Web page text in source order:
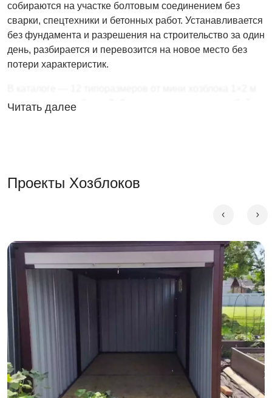
собираются на участке болтовым соединением без
сварки, спецтехники и бетонных работ. Устанавливается
без фундамента и разрешения на строительство за один
день, разбирается и перевозится на новое место без
потери характеристик.
до широкого хозблока 3×6 м, три типа кровли и любой
с оцинкованным каркасом, рассчитанный на
Несущий каркас— стальной профиль 40×20 мм с
цинковым покрытием: не ржавеет при контакте с
конденсатом и грунтовой влагой, не требует
покраски в течение всего срока службы.
Обшивка стандартных моделей
— профлист С8
из оцинкованной стали 0,5 мм с двусторонним
полимерным покрытием.
Обшивка широкой серии— профлист НС-35 с
волной 35 мм, повышенной жёсткостью и снеговой
нагрузкой до 250 кг/м².
Читать далее
Проекты Хозблоков